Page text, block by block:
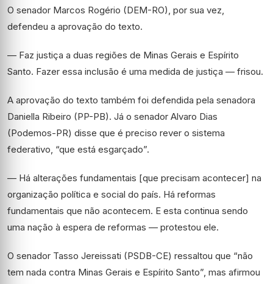
O senador Marcos Rogério (DEM-RO), por sua vez,
defendeu a aprovação do texto.
— Faz justiça a duas regiões de Minas Gerais e Espírito
Santo. Fazer essa inclusão é uma medida de justiça — frisou.
A aprovação do texto também foi defendida pela senadora
Daniella Ribeiro (PP-PB). Já o senador Alvaro Dias
(Podemos-PR) disse que é preciso rever o sistema
federativo, “que está esgarçado”.
— Há alterações fundamentais [que precisam acontecer] na
organização política e social do país. Há reformas
fundamentais que não acontecem. E esta continua sendo
uma nação à espera de reformas — protestou ele.
O senador Tasso Jereissati (PSDB-CE) ressaltou que “não
tem nada contra Minas Gerais e Espírito Santo”, mas afirmou